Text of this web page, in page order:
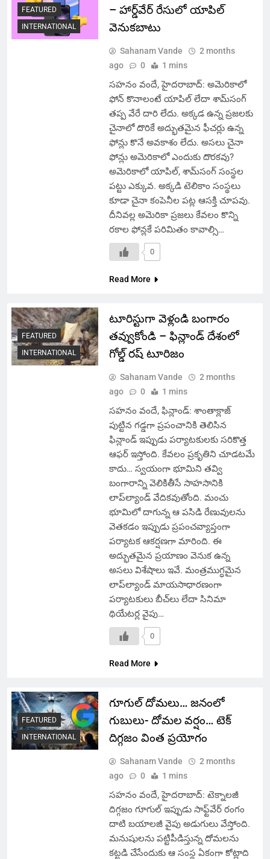
FEATURED
INTERNATIONAL
– హార్డ్‌వేర్ రేసులో యాపిల్
వెనుకబాటు
Sahanam Vande
2 months
ago
0 1 mins
సహనం వందే, హైదరాబాద్: అమెరికాలో
ఫోన్ కొనాలంటే యాపిల్ లేదా శామ్‌సంగ్
తప్ప వేరే దారి లేదు. అక్కడ ఉన్న ప్రజలకు
చైనాలో దొరికే అద్భుతమైన ఫీచర్లు ఉన్న
ఫోన్లు కొనే అవకాశం లేదు. అసలు చైనా
ఫోన్లు అమెరికాలో ఎందుకు దొరకవు?
అమెరికాలో యాపిల్, శామ్‌సంగ్ సంస్థల
పట్టు ఎక్కువ. అక్కడి టెలికాం సంస్థలు
కూడా చైనా కంపెనీల పట్ల ఆసక్తి చూపవు.
దీనివల్ల అమెరికా ప్రజలు కేవలం కొన్ని
రకాల ఫోన్లకే పరిమితం కావాల్సి…
0
Read More
FEATURED
INTERNATIONAL
టూరిస్టుగా వెళ్లండి బంగారం
తవ్వుకోండి – ఫిన్లాండ్‌ దేశంలో
గోల్డ్ రష్ టూరిజం
Sahanam Vande
2 months
ago
0 1 mins
సహనం వందే, ఫిన్లాండ్‌: శాంతాక్లాజ్
పుట్టిన గడ్డగా ప్రపంచానికి తెలిసిన
ఫిన్లాండ్ ఇప్పుడు పర్యాటకులకు సరికొత్త
ఆఫర్ ఇస్తోంది. కేవలం ప్రకృతిని చూడటమే
కాదు… స్వయంగా భూమిని తవ్వి
బంగారాన్ని వెలికితీసే సాహసానికి
లాప్‌ల్యాండ్ వేదికవుతోంది. మంచు
భూమిలో దాగున్న ఆ పసిడి రేణువులను
వెతకడం ఇప్పుడు ప్రపంచవ్యాప్తంగా
పర్యాటక ఆకర్షణగా మారింది. ఈ
అద్భుతమైన ప్రయాణం వెనుక ఉన్న
అసలు విశేషాలు ఇవే. మంత్రముగ్ధమైన
లాప్‌ల్యాండ్ మాయసాధారణంగా
పర్యాటకులు బీచ్‌లు లేదా సినిమా
థియేటర్ల వైపు…
0
Read More
FEATURED
INTERNATIONAL
గూగుల్ దోమలు… జనంలో
గుబులు- దోమల వర్షం… టెక్
దిగ్గజం వింత ప్రయోగం
Sahanam Vande
2 months
ago
0 1 mins
సహనం వందే, హైదరాబాద్: టెక్నాలజీ
దిగ్గజం గూగుల్ ఇప్పుడు సాఫ్ట్‌వేర్ రంగం
దాటి బయాలజీ వైపు అడుగులు వేస్తోంది.
మనుషులను పట్టిపీడిస్తున్న దోమలను
కట్టడి చేసేందుకు ఆ సంస్థ ఏకంగా కోట్లాది